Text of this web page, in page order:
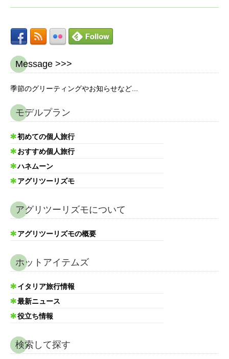
Message >>>
季節のグリーティングやお知らせなど...
モデルプラン
初めての個人旅行
おすすめ個人旅行
ハネムーン
アグリツーリズモ
アグリツーリズモについて
アグリツーリズモの概要
ホットアイテムズ
イタリア旅行情報
最新ニュース
役立ち情報
検索して探す